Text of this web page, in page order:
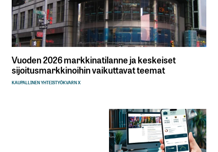
Vuoden 2026 markkinatilanne ja keskeiset
sijoitusmarkkinoihin vaikuttavat teemat
KAUPALLINEN YHTEISTYÖKVARN X